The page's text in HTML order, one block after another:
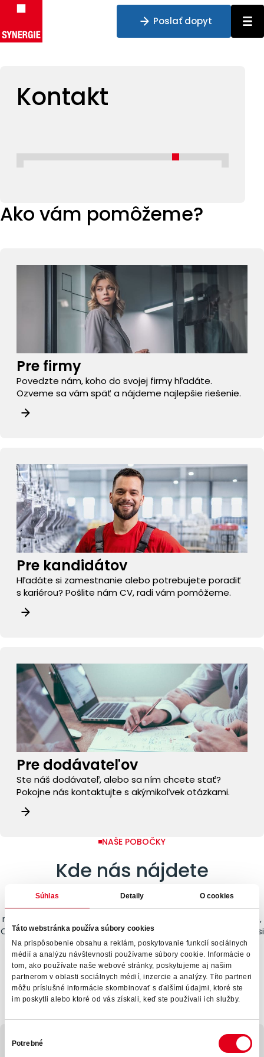
Súhlas Detaily O cookies
Táto webstránka používa súbory cookies
Na prispôsobenie obsahu a reklám, poskytovanie funkcií sociálnych
médií a analýzu návštevnosti používame súbory cookie. Informácie o
tom, ako používate naše webové stránky, poskytujeme aj našim
partnerom v oblasti sociálnych médií, inzercie a analýzy. Títo partneri
môžu príslušné informácie skombinovať s ďalšími údajmi, ktoré ste
im poskytli alebo ktoré od vás získali, keď ste používali ich služby.
súhlasu
Potrebné
Poslať dopyt
Kontakt
Ako vám pomôžeme?
Pre firmy
Povedzte nám, koho do svojej firmy hľadáte.
Ozveme sa vám späť a nájdeme najlepšie riešenie.
Pre kandidátov
Hľadáte si zamestnanie alebo potrebujete poradiť
s kariérou? Pošlite nám CV, radi vám pomôžeme.
Pre dodávateľov
Ste náš dodávateľ, alebo sa ním chcete stať?
Pokojne nás kontaktujte s akýmikoľvek otázkami.
NAŠE POBOČKY
Kde nás nájdete
Čoraz bližšie k vám, tímy Synergie vás radi privítajú
na Slovensku v Bratislave, Košiciach a v Česku v Brne, Prahe,
Chebe a Ostrave. Neváhajte nás kontaktovať a dohodnúť si
s nami schôdzku, aby sme sa bližšie spoznali!
Slovensko Česko